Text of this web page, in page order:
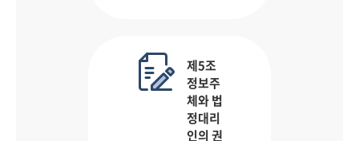
제5조
정보주
체와 법
정대리
인의 권